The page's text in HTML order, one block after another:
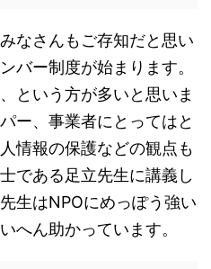
なさんもご存知だと思い
バー制度が始まります。
という方が多いと思いま
ー、事業者にとってはと
情報の保護などの観点も
である足立先生に講義し
生はNPOにめっぽう強い
へん助かっています。